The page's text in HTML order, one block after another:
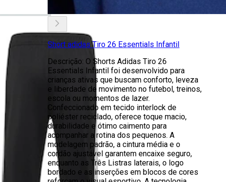
Short adidas Tiro 26 Essentials Infantil
Descrição: O Shorts Adidas Tiro 26
Essentials Infantil foi desenvolvido para
crianças ativas que buscam conforto, leveza
e liberdade de movimento no futebol, treinos,
escola ou momentos de lazer.
Confeccionado em tecido interlock de
poliéster reciclado, oferece toque macio,
durabilidade e ótimo caimento para
acompanhar a rotina dos pequenos. A
modelagem padrão, a cintura média e o
cordão ajustável garantem encaixe seguro,
enquanto as Três Listras laterais, o logo
bordado e as inserções em blocos de cores